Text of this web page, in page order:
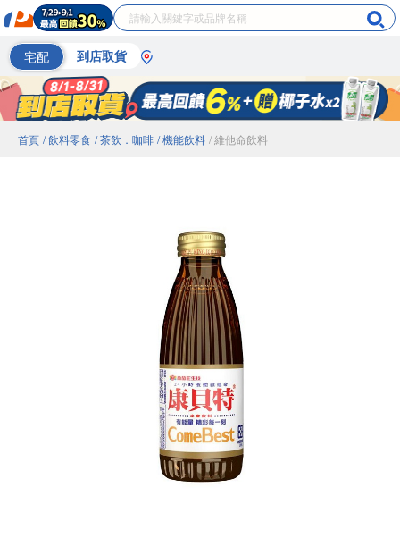
宅配 到店取貨
首頁 / 飲料零食 / 茶飲．咖啡 / 機能飲料 / 維他命飲料